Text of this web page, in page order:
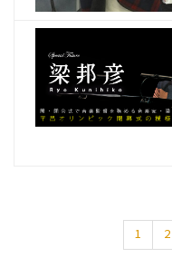
1 2